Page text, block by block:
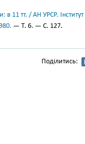
в 11 тт. / АН УРСР.
— Т. 6. — С. 127.
Поділитись: